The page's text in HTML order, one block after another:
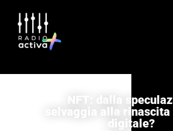
NFT: dalla
selvaggia alla
digitale?